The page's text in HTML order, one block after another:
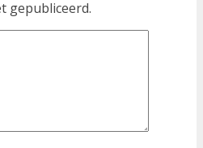
gepubliceerd.